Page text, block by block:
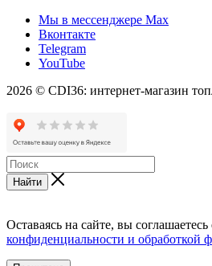
Мы в мессенджере Max
Вконтакте
Telegram
YouTube
2026 © CDI36: интернет-магазин
Найти
Оставаясь на сайте, вы соглашаетесь
конфиденциальности и обработкой